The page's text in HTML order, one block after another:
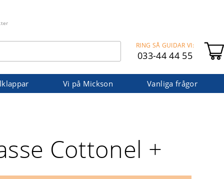
RING SÅ GUIDAR VI:
033-44 44 55
Vi på Mickson Vanliga frågor
Cottonel +